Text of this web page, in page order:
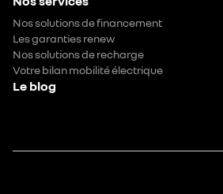
Nos solutions de financement
Les garanties renew
Nos solutions de recharge
Votre bilan mobilité électrique
Le blog